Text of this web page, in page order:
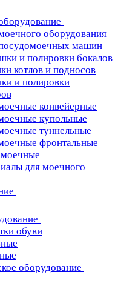
оборудования
машин
и полировки бокалов
котлов и подносов
и полировки
конвейерные
купольные
туннельные
фронтальные
для моечного
обуви
оборудование